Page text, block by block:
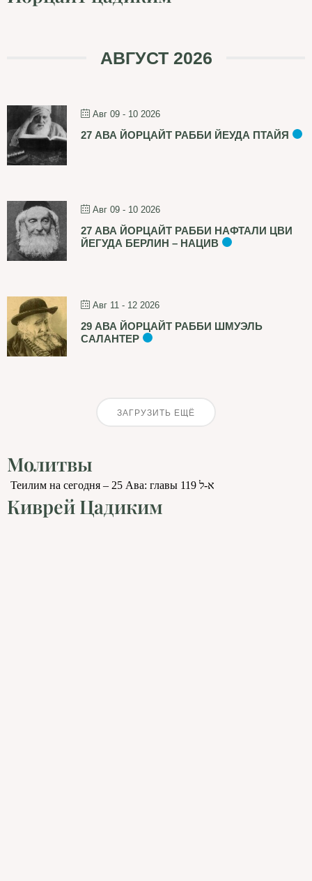
АВГУСТ 2026
Авг 09 - 10 2026
27 АВА ЙОРЦАЙТ РАББИ ЙЕУДА ПТАЙЯ
Авг 09 - 10 2026
27 АВА ЙОРЦАЙТ РАББИ НАФТАЛИ ЦВИ
ЙЕГУДА БЕРЛИН – НАЦИВ
Авг 11 - 12 2026
29 АВА ЙОРЦАЙТ РАББИ ШМУЭЛЬ
САЛАНТЕР
ЗАГРУЗИТЬ ЕЩЁ
Молитвы
Теилим на сегодня – 25 Ава: главы 119 א-ל
Киврей Цадиким